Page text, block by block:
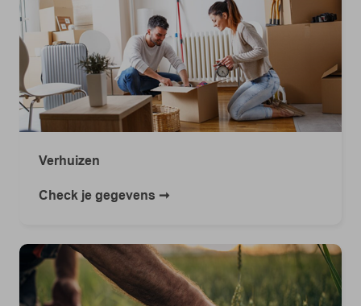
Verhuizen
Check je gegevens